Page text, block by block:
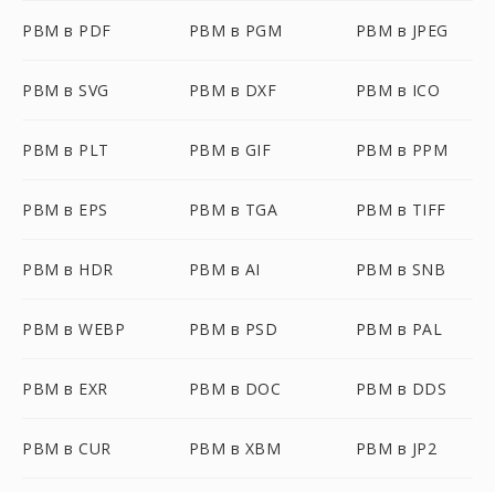
PBM в PDF PBM в PGM PBM в JPEG
PBM в SVG PBM в DXF PBM в ICO
PBM в PLT PBM в GIF PBM в PPM
PBM в EPS PBM в TGA PBM в TIFF
PBM в HDR PBM в AI PBM в SNB
PBM в WEBP PBM в PSD PBM в PAL
PBM в EXR PBM в DOC PBM в DDS
PBM в CUR PBM в XBM PBM в JP2